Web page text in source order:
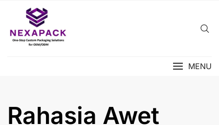
content
MENU
Rahasia Awet